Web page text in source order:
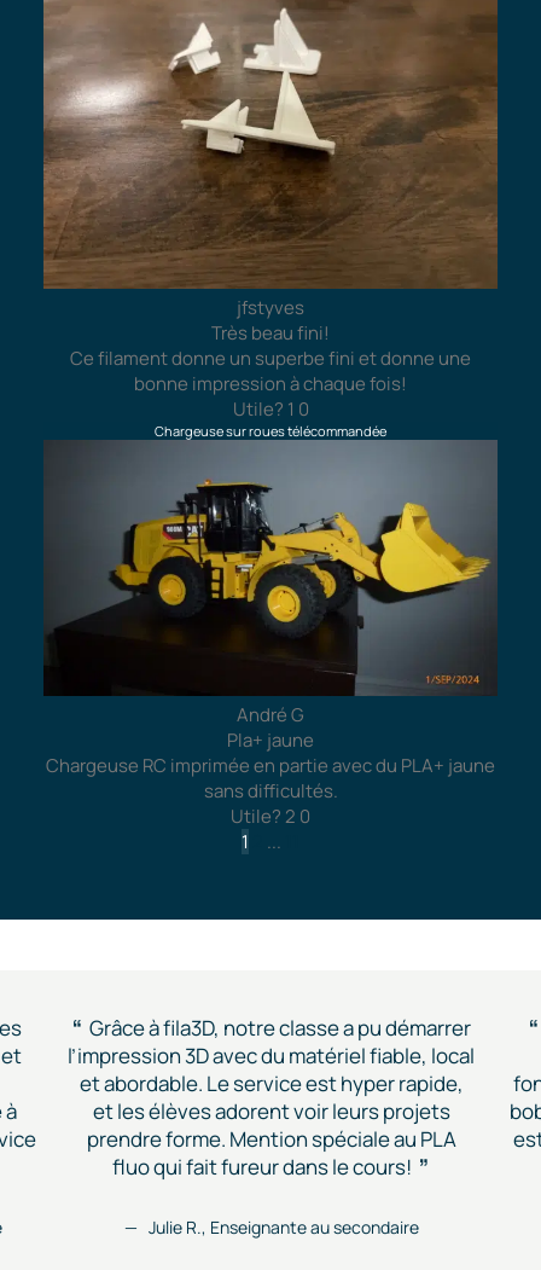
jfstyves
Très beau fini!
Ce filament donne un superbe fini et donne une
bonne impression à chaque fois!
Utile? 1 0
Chargeuse sur roues télécommandée
André G
Pla+ jaune
Chargeuse RC imprimée en partie avec du PLA+ jaune
sans difficultés.
Utile?2 0
1
...
à
Grâce à fila3D, notre classe a pu démarrer
l’impression 3D avec du matériel fiable, local
et abordable. Le service est hyper rapide,
et les élèves adorent voir leurs projets
prendre forme. Mention spéciale au PLA
fluo qui fait fureur dans le cours!
Julie R., Enseignante au secondaire